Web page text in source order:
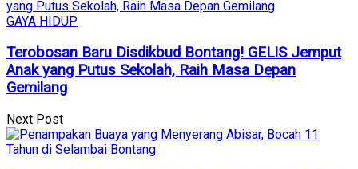
GAYA HIDUP
Terobosan Baru Disdikbud Bontang! GELIS Jemput
Anak yang Putus Sekolah, Raih Masa Depan
Gemilang
Next Post